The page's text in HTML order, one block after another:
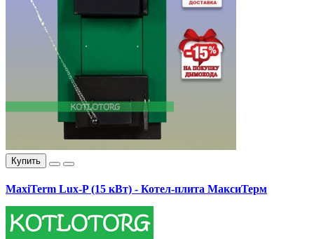
Купить
MaxiTerm Lux-P (15 кВт) - Котел-плита МаксиТерм
17400.00 грн.